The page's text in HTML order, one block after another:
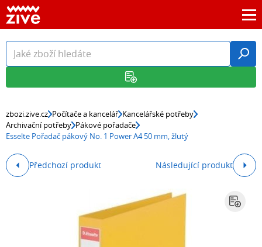
zbozi.zive.cz Počítače a kancelář Kancelářské potřeby
Archivační potřeby Pákové pořadače
Esselte Pořadač pákový No. 1 Power A4 50 mm, žlutý
Předchozí produkt Následující produkt